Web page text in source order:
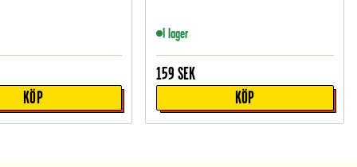
KÖP
I lager
159 SEK
KÖP